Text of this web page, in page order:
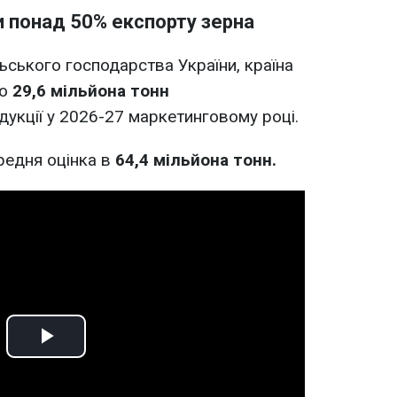
50% експорту зерна
господарства України, країна
29,6 мільйона тонн
у 2026-27 маркетинговому році.
оцінка в 64,4 мільйона тонн.
Play